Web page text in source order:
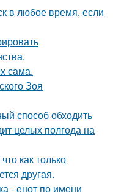
в любое время, если
сама.
Зоя
способ обходить
целых полгода на
как только
другая.
- енот по имени